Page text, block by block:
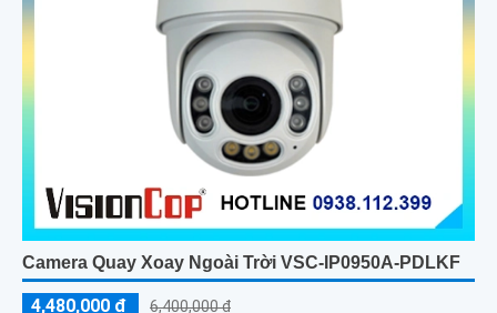
Camera Quay Xoay Ngoài Trời VSC-IP0950A-PDLKF
4,480,000 ₫ 6,400,000 ₫